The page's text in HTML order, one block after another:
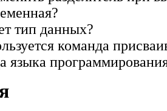
имеет
когда она
либо
Написать
вывода слова
print('
тип данных?
команда